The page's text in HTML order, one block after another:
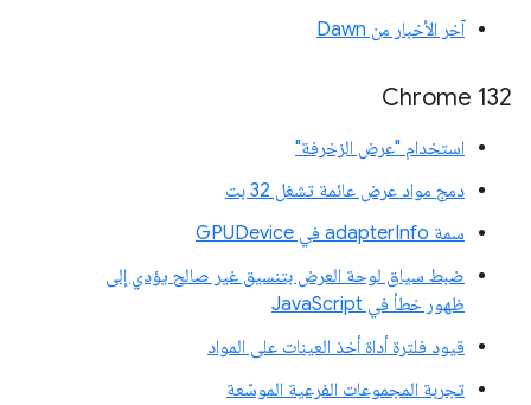
آخر الأخبار من Dawn
‫Chrome 132
استخدام "عرض الزخرفة"
دمج مواد عرض عائمة تشغل 32 بت
سمة adapterInfo في GPUDevice
ضبط سياق لوحة العرض بتنسيق غير صالح يؤدي إلى
ظهور خطأ في JavaScript
قيود فلترة أداة أخذ العينات على المواد
تجربة المجموعات الفرعية الموسّعة